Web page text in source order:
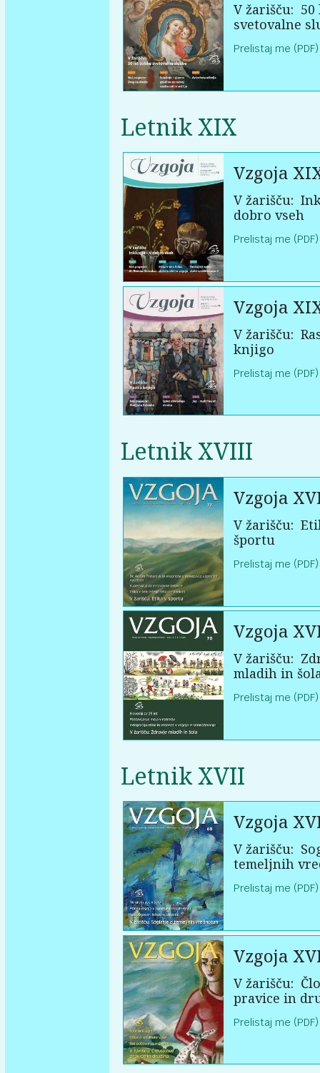
V žarišču: 50
svetovalne
Prelistaj me (PDF)
Letnik XIX
Vzgoja
V žarišču:
dobro vseh
Prelistaj me (PDF)
Vzgoja
V žarišču:
knjigo
Prelistaj me (PDF)
Letnik XVIII
Vzgoja
V žarišču:
športu
Prelistaj me (PDF)
Vzgoja
V žarišču:
mladih in
Prelistaj me (PDF)
Letnik XVII
Vzgoja
V žarišču:
temeljnih
Prelistaj me (PDF)
Vzgoja
V žarišču:
pravice in
Prelistaj me (PDF)